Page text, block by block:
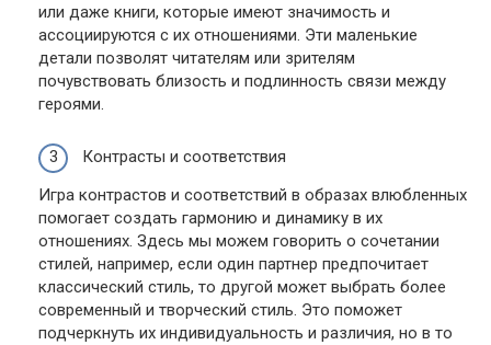
или даже книги, которые имеют значимость и
ассоциируются с их отношениями. Эти маленькие
детали позволят читателям или зрителям
почувствовать близость и подлинность связи между
героями.
Контрасты и соответствия
Игра контрастов и соответствий в образах влюбленных
помогает создать гармонию и динамику в их
отношениях. Здесь мы можем говорить о сочетании
стилей, например, если один партнер предпочитает
классический стиль, то другой может выбрать более
современный и творческий стиль. Это поможет
подчеркнуть их индивидуальность и различия, но в то